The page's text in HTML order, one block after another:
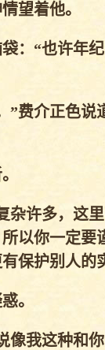
望着他。
：“也许年
费介正色说
许多，这
以你一定要
保护别人的
。
我这种和